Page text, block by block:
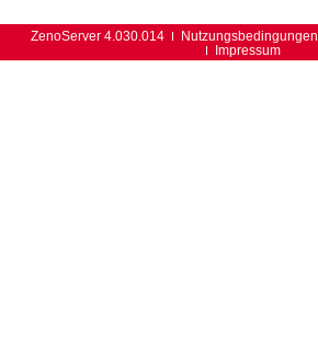
ZenoServer 4.030.014 Nutzungsbedingungen
Impressum